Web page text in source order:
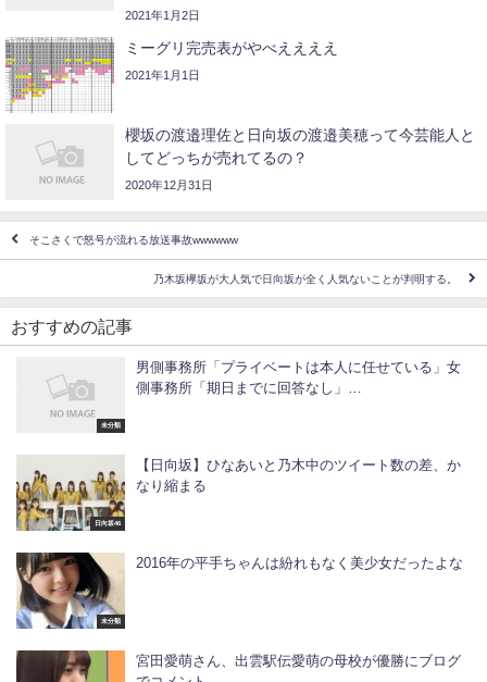
2021年1月2日
ミーグリ完売表がやべええええ
2021年1月1日
櫻坂の渡邉理佐と日向坂の渡邉美穂って今芸能人と
してどっちが売れてるの？
2020年12月31日
そこさくで怒号が流れる放送事故wwwwww
乃木坂欅坂が大人気で日向坂が全く人気ないことが判明する。
おすすめの記事
未分類
男側事務所「プライベートは本人に任せている」女
側事務所「期日までに回答なし」…
日向坂46
【日向坂】ひなあいと乃木中のツイート数の差、か
なり縮まる
未分類
2016年の平手ちゃんは紛れもなく美少女だったよな
宮田愛萌さん、出雲駅伝愛萌の母校が優勝にブログ